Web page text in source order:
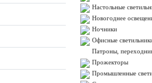
Настольные
Новогоднее
Ночники
Офисные
Патроны,
Прожекторы
Промышленные